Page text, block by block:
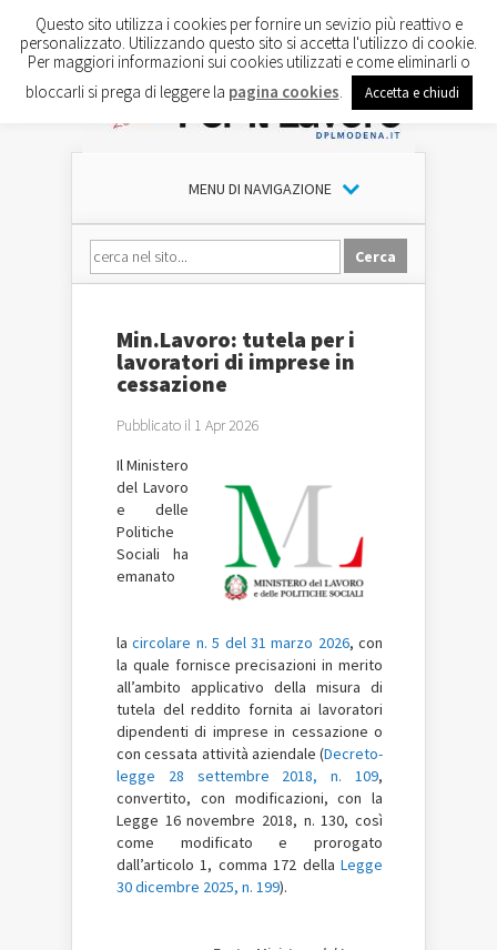
MENU DI NAVIGAZIONE
Min.Lavoro: tutela per i
lavoratori di imprese in
cessazione
Pubblicato il 1 Apr 2026
IlMinistero
del Lavoro
e delle
Politiche
Sociali ha
emanato
lacircolare n. 5 del 31 marzo 2026, con
la quale fornisce precisazioni in merito
all’ambito applicativo della misura di
tutela del reddito fornita ai lavoratori
dipendenti di imprese in cessazione o
con cessata attività aziendale (Decreto-
legge 28 settembre 2018, n. 109,
convertito, con modificazioni, con la
Legge 16 novembre 2018, n. 130, così
come modificato e prorogato
dall’articolo 1, comma 172 della Legge
30 dicembre 2025, n. 199).
Questo sito utilizza i cookies per fornire un sevizio più reattivo e
personalizzato. Utilizzando questo sito si accetta l'utilizzo di cookie.
Per maggiori informazioni sui cookies utilizzati e come eliminarli o
bloccarli si prega di leggere la pagina cookies Accetta e chiudi